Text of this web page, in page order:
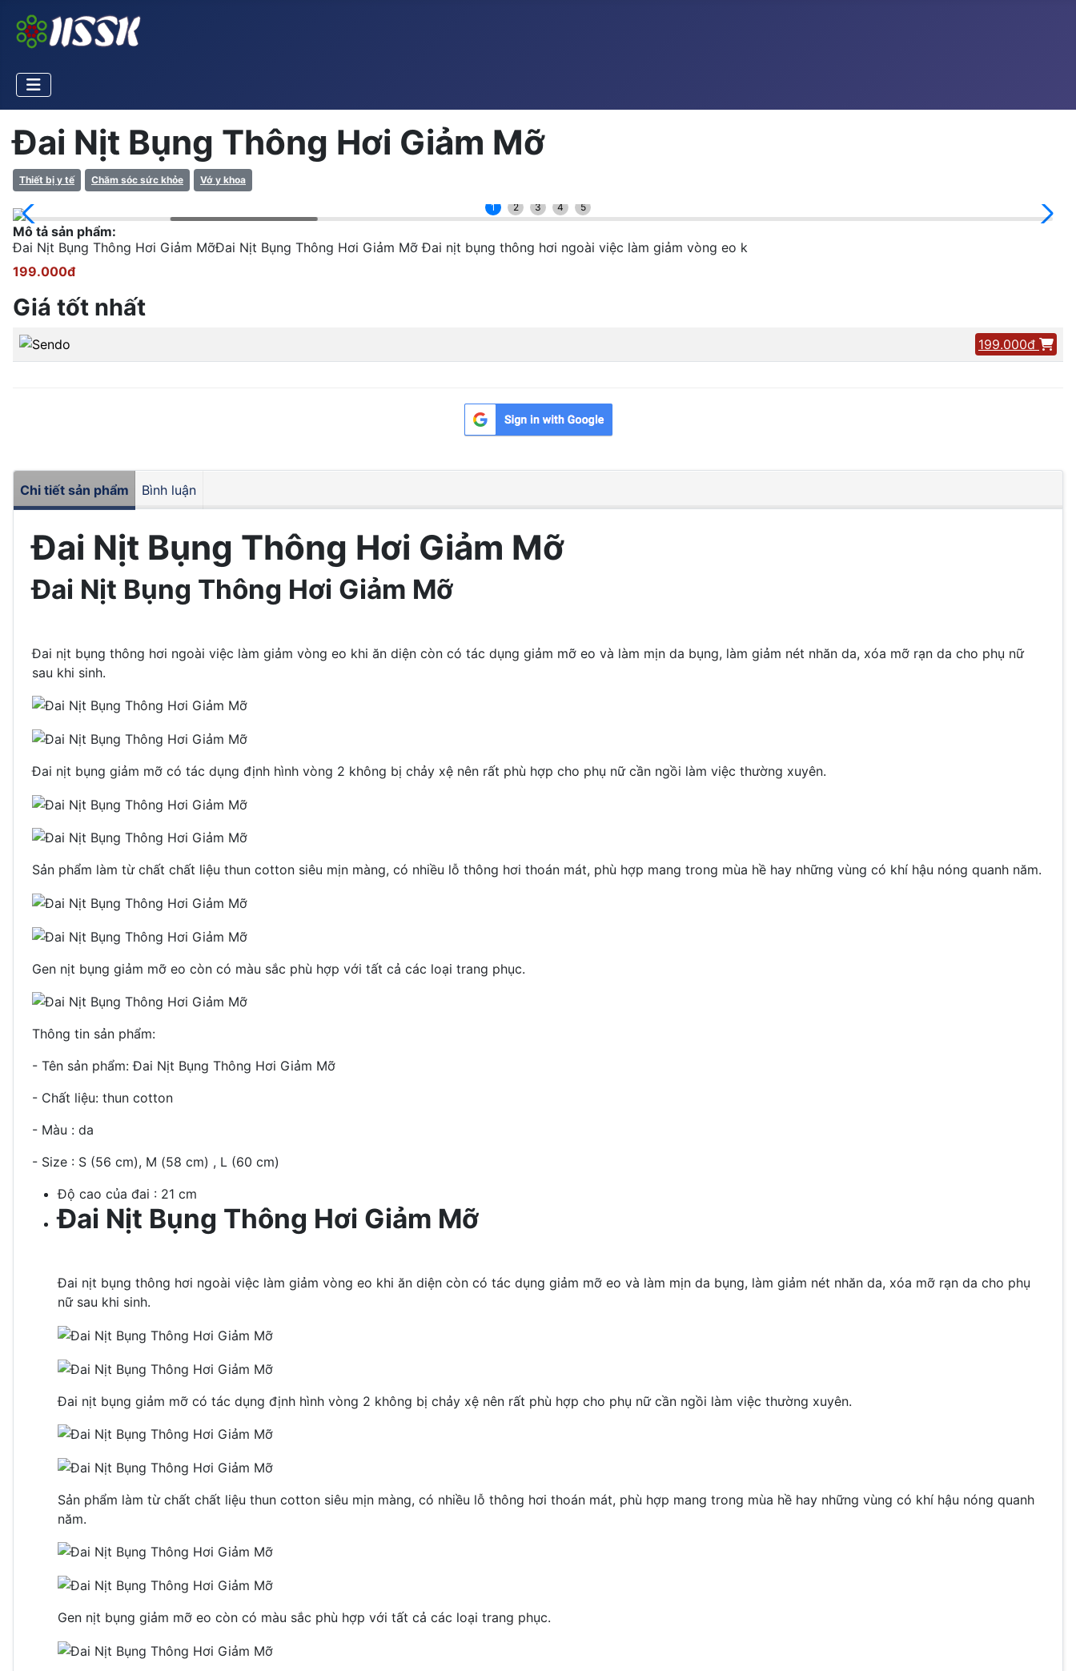
Đai Nịt Bụng Thông Hơi Giảm Mỡ
Thiết bị y tế Chăm sóc sức khỏe Vớ y khoa
1 2 3 4 5
Mô tả sản phẩm:
Đai Nịt Bụng Thông Hơi Giảm MỡĐai Nịt Bụng Thông Hơi Giảm Mỡ Đai nịt bụng thông hơi ngoài việc làm giảm vòng eo k
199.000đ
Giá tốt nhất
199.000đ
Chi tiết sản phẩm Bình luận
Đai Nịt Bụng Thông Hơi Giảm Mỡ
Đai Nịt Bụng Thông Hơi Giảm Mỡ
Đai nịt bụng thông hơi ngoài việc làm giảm vòng eo khi ăn diện còn có tác dụng giảm mỡ eo và làm mịn da bụng, làm giảm nét nhăn da, xóa mỡ rạn da cho phụ nữ
sau khi sinh.
Đai nịt bụng giảm mỡ có tác dụng định hình vòng 2 không bị chảy xệ nên rất phù hợp cho phụ nữ cần ngồi làm việc thường xuyên.
Sản phẩm làm từ chất chất liệu thun cotton siêu mịn màng, có nhiều lỗ thông hơi thoán mát, phù hợp mang trong mùa hề hay những vùng có khí hậu nóng quanh năm.
Gen nịt bụng giảm mỡ eo còn có màu sắc phù hợp với tất cả các loại trang phục.
Thông tin sản phẩm:
- Tên sản phẩm: Đai Nịt Bụng Thông Hơi Giảm Mỡ
- Chất liệu: thun cotton
- Màu : da
- Size : S (56 cm), M (58 cm) , L (60 cm)
Độ cao của đai : 21 cm
Đai Nịt Bụng Thông Hơi Giảm Mỡ
Đai nịt bụng thông hơi ngoài việc làm giảm vòng eo khi ăn diện còn có tác dụng giảm mỡ eo và làm mịn da bụng, làm giảm nét nhăn da, xóa mỡ rạn da cho phụ
nữ sau khi sinh.
Đai nịt bụng giảm mỡ có tác dụng định hình vòng 2 không bị chảy xệ nên rất phù hợp cho phụ nữ cần ngồi làm việc thường xuyên.
Sản phẩm làm từ chất chất liệu thun cotton siêu mịn màng, có nhiều lỗ thông hơi thoán mát, phù hợp mang trong mùa hề hay những vùng có khí hậu nóng quanh
năm.
Gen nịt bụng giảm mỡ eo còn có màu sắc phù hợp với tất cả các loại trang phục.